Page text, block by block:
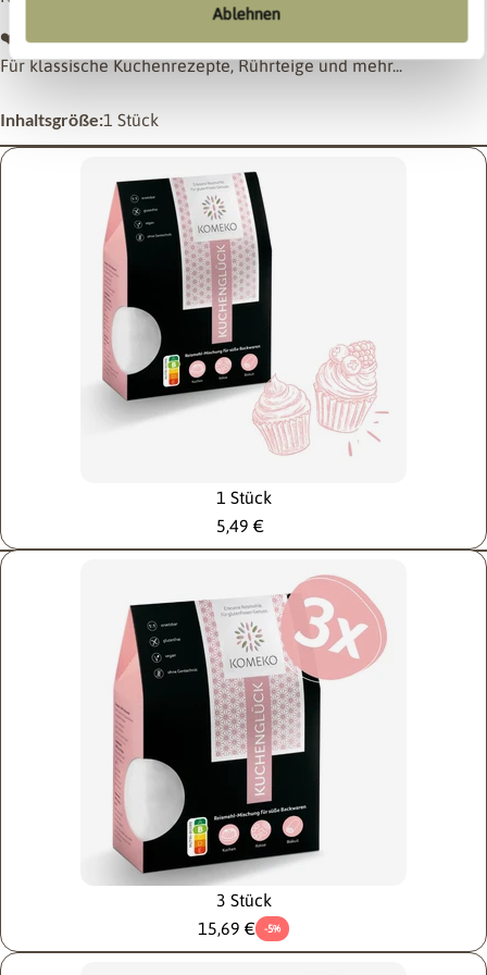
Ablehnen
❤️
Gelingsicher & alltagstauglich
Für klassische Kuchenrezepte, Rührteige und mehr...
Inhaltsgröße:1 Stück
1 Stück
5,49 €
3 Stück
15,69 €
-5%
Teile dieses Produkt
Kopieren
Stelle eine Frage
Dein
Name
Deine
Die mit * gekennzeichneten Felder sind Pflichtfelder.
Frage senden